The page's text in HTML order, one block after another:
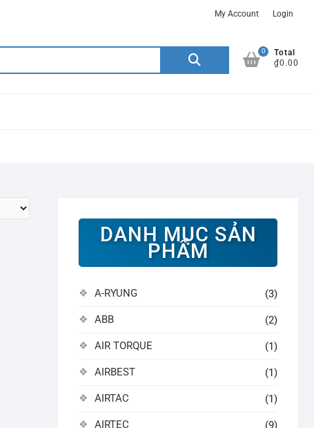
My Account Login
Search
0
Total
₫0.00
DANH MỤC SẢN
PHẨM
A-RYUNG (3)
ABB (2)
AIR TORQUE (1)
AIRBEST (1)
AIRTAC (1)
AIRTEC (9)